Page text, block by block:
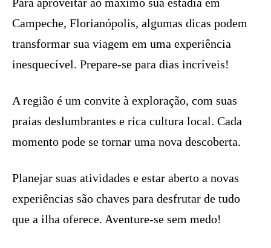
Campeche, Florianópolis, algumas dicas podem
transformar sua viagem em uma experiência
inesquecível. Prepare-se para dias incríveis!
A região é um convite à exploração, com suas
praias deslumbrantes e rica cultura local. Cada
momento pode se tornar uma nova descoberta.
Planejar suas atividades e estar aberto a novas
experiências são chaves para desfrutar de tudo
que a ilha oferece. Aventure-se sem medo!